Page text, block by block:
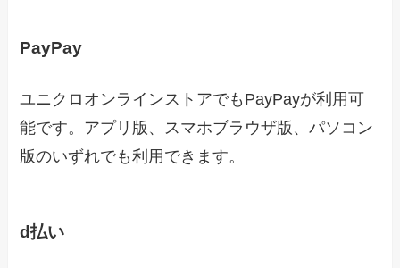
PayPay
ユニクロオンラインストアでもPayPayが利用可
能です。アプリ版、スマホブラウザ版、パソコン
版のいずれでも利用できます。
d払い